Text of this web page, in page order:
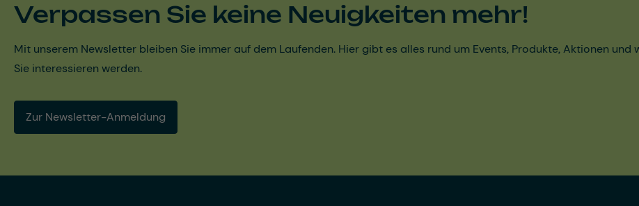
Verpassen Sie keine Neuigkeiten mehr!
Mit unserem Newsletter bleiben Sie immer auf dem Laufenden. Hier gibt es alles rund um Events, Produkte, Aktionen
Sie interessieren werden.
Zur Newsletter-Anmeldung